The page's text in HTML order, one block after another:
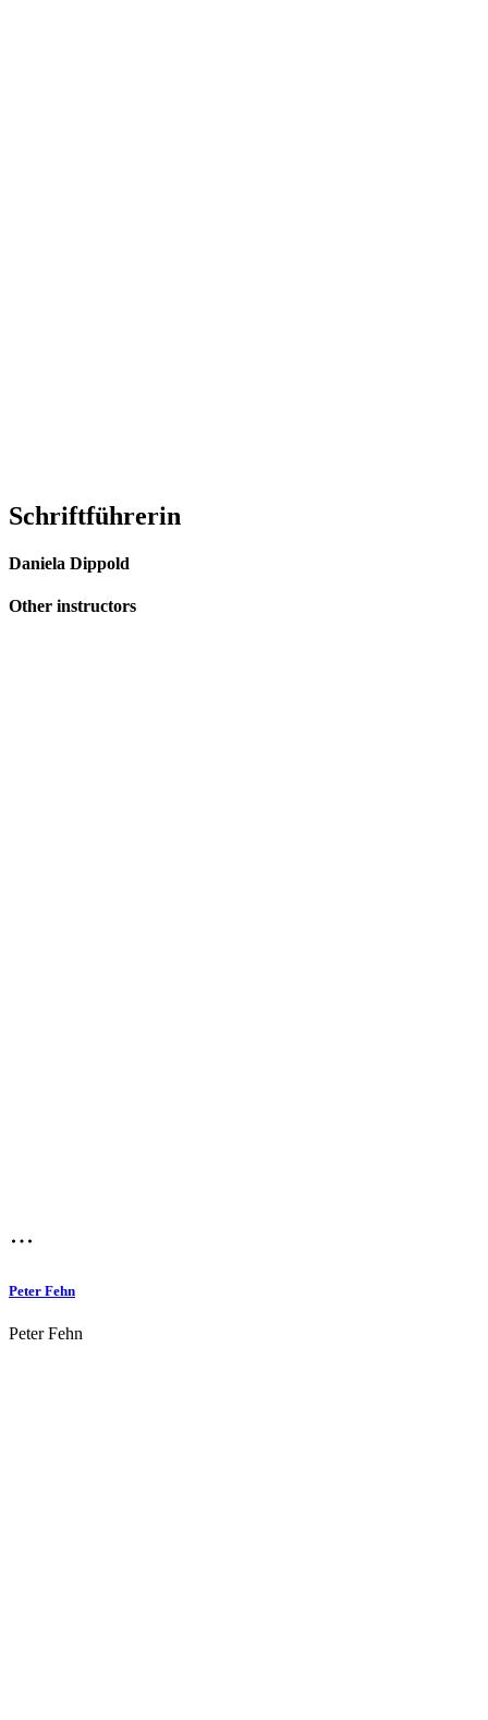
Schriftführerin
Daniela Dippold
Other instructors
Peter Fehn
Peter Fehn